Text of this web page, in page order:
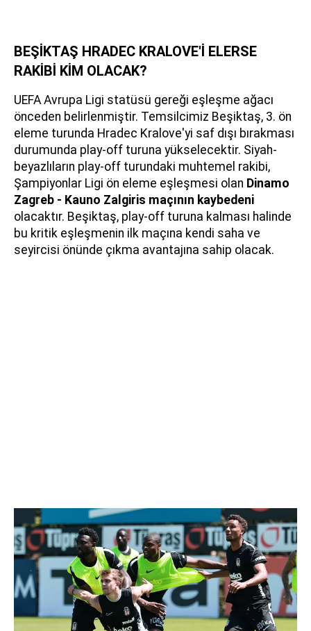
BEŞİKTAŞ HRADEC KRALOVE'İ ELERSE
RAKİBİ KİM OLACAK?
UEFA Avrupa Ligi statüsü gereği eşleşme ağacı
önceden belirlenmiştir. Temsilcimiz Beşiktaş, 3. ön
eleme turunda Hradec Kralove'yi saf dışı bırakması
durumunda play-off turuna yükselecektir. Siyah-
beyazlıların play-off turundaki muhtemel rakibi,
Şampiyonlar Ligi ön eleme eşleşmesi olan Dinamo
Zagreb - Kauno Zalgiris maçının kaybedeni
olacaktır. Beşiktaş, play-off turuna kalması halinde
bu kritik eşleşmenin ilk maçına kendi saha ve
seyircisi önünde çıkma avantajına sahip olacak.